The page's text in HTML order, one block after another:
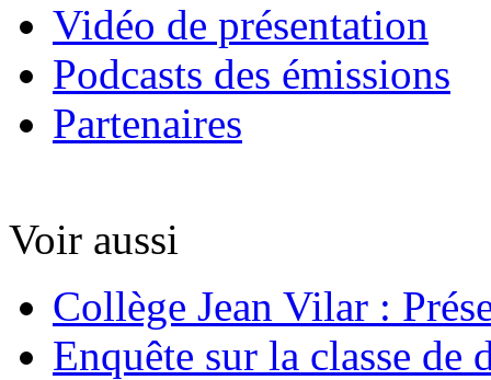
Vidéo de présentation
Podcasts des émissions
Partenaires
Voir aussi
Collège Jean Vilar :
Enquête sur la classe de